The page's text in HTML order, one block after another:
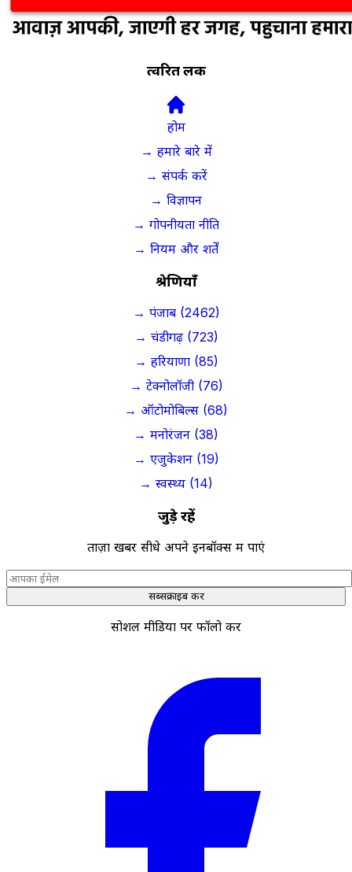
त्वरित लिंक
होम
→ हमारे बारे में
→ संपर्क करें
→ विज्ञापन
→ गोपनीयता नीति
→ नियम और शर्तें
श्रेणियाँ
→ पंजाब (2462)
→ चंडीगढ़ (723)
→ हरियाणा (85)
→ टेक्नोलॉजी (76)
→ ऑटोमोबिल्स (68)
→ मनोरंजन (38)
→ एजुकेशन (19)
→ स्वस्थ्य (14)
जुड़े रहें
ताज़ा खबरें सीधे अपने इनबॉक्स में पाएं
सब्सक्राइब करें
सोशल मीडिया पर फॉलो करें